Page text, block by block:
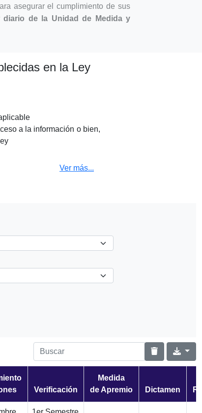
asegurar el cumplimiento de sus
de la Unidad de Medida y
en la Ley
a la información o bien,
Ver más...
Verificación
Medida
de Apremio
Dictamen